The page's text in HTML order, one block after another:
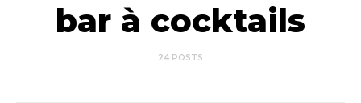
bar à cocktails
24 POSTS